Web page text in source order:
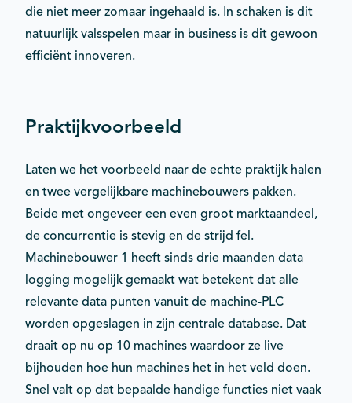
die niet meer zomaar ingehaald is. In schaken is dit
natuurlijk valsspelen maar in business is dit gewoon
efficiënt innoveren.
Praktijkvoorbeeld
Laten we het voorbeeld naar de echte praktijk halen
en twee vergelijkbare machinebouwers pakken.
Beide met ongeveer een even groot marktaandeel,
de concurrentie is stevig en de strijd fel.
Machinebouwer 1 heeft sinds drie maanden data
logging mogelijk gemaakt wat betekent dat alle
relevante data punten vanuit de machine-PLC
worden opgeslagen in zijn centrale database. Dat
draait op nu op 10 machines waardoor ze live
bijhouden hoe hun machines het in het veld doen.
Snel valt op dat bepaalde handige functies niet vaak